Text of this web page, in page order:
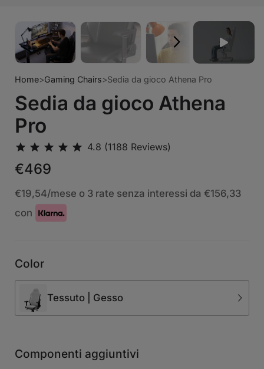
Home>Gaming Chairs>Sedia da gioco Athena Pro
Sedia da gioco Athena
Pro
€469
€19,54/mese o 3 rate senza interessi da €156,33
con
Color
Tessuto | Gesso
Componenti aggiuntivi